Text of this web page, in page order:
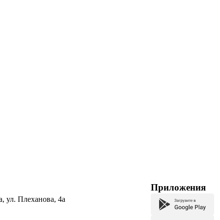
ул. Плеханова, 4а
Приложения